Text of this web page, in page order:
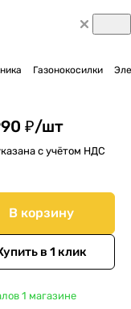
Газонокосилки
₽/шт
с учётом НДС
В корзину
в 1 клик
в 1 магазине